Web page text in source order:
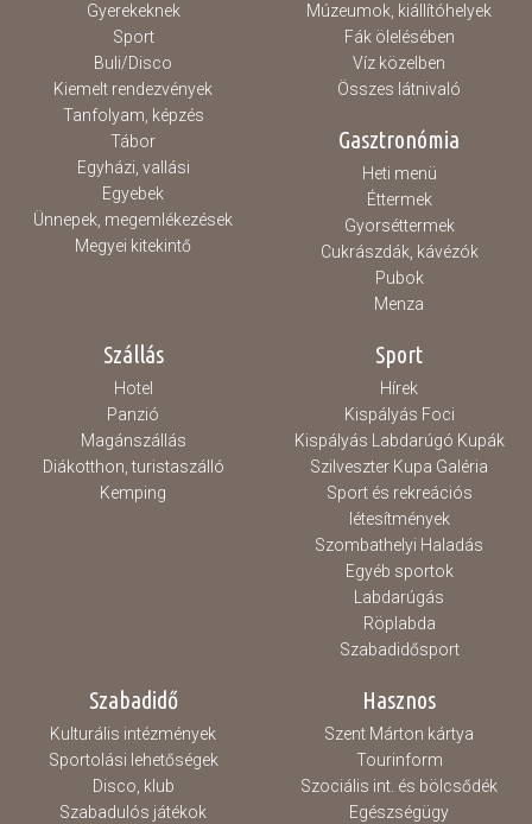
Gyerekeknek
Sport
Buli/Disco
Kiemelt rendezvények
Tanfolyam, képzés
Tábor
Egyházi, vallási
Egyebek
Ünnepek, megemlékezések
Megyei kitekintő
Múzeumok, kiállítóhelyek
Fák ölelésében
Víz közelben
Összes látnivaló
Gasztronómia
Heti menü
Éttermek
Gyorséttermek
Cukrászdák, kávézók
Pubok
Menza
Szállás
Hotel
Panzió
Magánszállás
Diákotthon, turistaszálló
Kemping
Sport
Hírek
Kispályás Foci
Kispályás Labdarúgó Kupák
Szilveszter Kupa Galéria
Sport és rekreációs
létesítmények
Szombathelyi Haladás
Egyéb sportok
Labdarúgás
Röplabda
Szabadidősport
Szabadidő
Kulturális intézmények
Sportolási lehetőségek
Disco, klub
Szabadulós játékok
Hasznos
Szent Márton kártya
Tourinform
Szociális int. és bölcsődék
Egészségügy